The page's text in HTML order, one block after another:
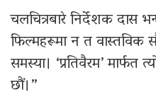
चलचित्रबारे निर्देशक दास
फिल्महरूमा न त वास्तविक
समस्या। ‘प्रतिवैरम’ मार्फत
छौं।”